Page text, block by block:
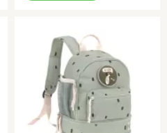
Uma bonita mochila para a escola e
para todas as aventuras.